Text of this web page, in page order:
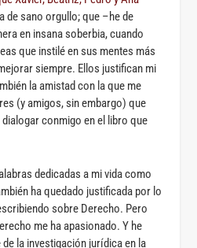
de sano orgullo; que –he de
en insana soberbia, cuando
que instilé en sus mentes más
siempre. Ellos justifican mi
la amistad con la que me
(y amigos, sin embargo) que
conmigo en el libro que
dedicadas a mi vida como
ha quedado justificada por lo
sobre Derecho. Pero
me ha apasionado. Y he
la investigación jurídica en la